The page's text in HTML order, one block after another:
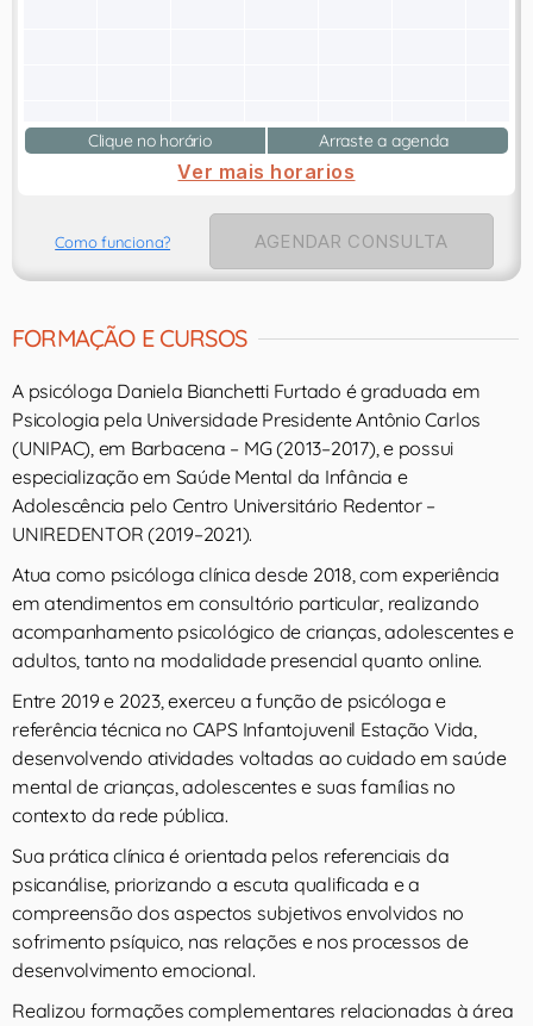
Clique no horário Arraste a agenda
Ver mais horarios
Como funciona? AGENDAR CONSULTA
FORMAÇÃO E CURSOS
A psicóloga Daniela Bianchetti Furtado é graduada em
Psicologia pela Universidade Presidente Antônio Carlos
(UNIPAC), em Barbacena – MG (2013–2017), e possui
especialização em Saúde Mental da Infância e
Adolescência pelo Centro Universitário Redentor –
UNIREDENTOR (2019–2021).
Atua como psicóloga clínica desde 2018, com experiência
em atendimentos em consultório particular, realizando
acompanhamento psicológico de crianças, adolescentes e
adultos, tanto na modalidade presencial quanto online.
Entre 2019 e 2023, exerceu a função de psicóloga e
referência técnica no CAPS Infantojuvenil Estação Vida,
desenvolvendo atividades voltadas ao cuidado em saúde
mental de crianças, adolescentes e suas famílias no
contexto da rede pública.
Sua prática clínica é orientada pelos referenciais da
psicanálise, priorizando a escuta qualificada e a
compreensão dos aspectos subjetivos envolvidos no
sofrimento psíquico, nas relações e nos processos de
desenvolvimento emocional.
Realizou formações complementares relacionadas à área